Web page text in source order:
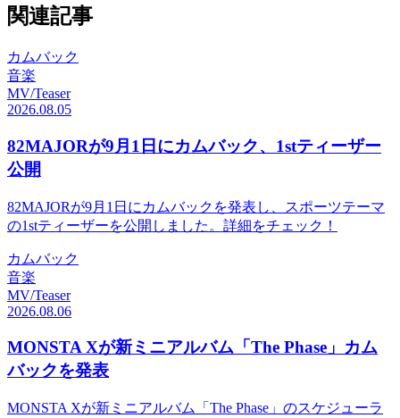
関連記事
カムバック
音楽
MV/Teaser
2026.08.05
82MAJORが9月1日にカムバック、1stティーザー
公開
82MAJORが9月1日にカムバックを発表し、スポーツテーマ
の1stティーザーを公開しました。詳細をチェック！
カムバック
音楽
MV/Teaser
2026.08.06
MONSTA Xが新ミニアルバム「The Phase」カム
バックを発表
MONSTA Xが新ミニアルバム「The Phase」のスケジューラ